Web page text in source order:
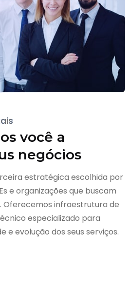
você a
negócios
estratégica escolhida por
e organizações que buscam
Oferecemos infraestrutura de
especializado para
e evolução dos seus serviços.